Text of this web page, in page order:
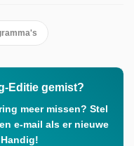
Noorzai.
Editie gemist?
meer missen? Stel
e-mail als er nieuwe